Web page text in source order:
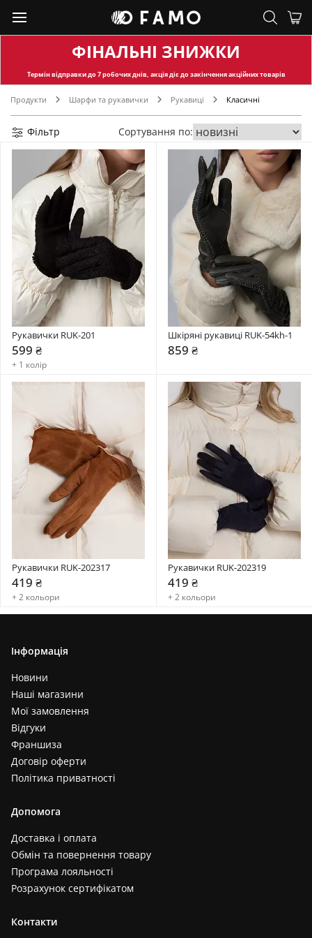
ФІНАЛЬНІ ЗНИЖКИ
Термін відправкидо 7 робочих днів, акція діє до закінчення акційних товарів
Продукти Шарфи та рукавички Рукавиці Класичні
Фільтр Сортування по:
Рукавички RUK-201
599 ₴
+ 1 колір
Шкіряні рукавиці RUK-54kh-1
859 ₴
Рукавички RUK-202317
419 ₴
+ 2 кольори
Рукавички RUK-202319
419 ₴
+ 2 кольори
Інформація
Новини
Наші магазини
Мої замовлення
Відгуки
Франшиза
Договір оферти
Політика приватності
Допомога
Доставка і оплата
Обмін та повернення товару
Програма лояльності
Розрахунок сертифікатом
Контакти